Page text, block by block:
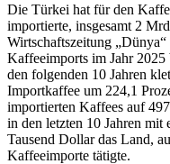
Die Türkei hat für den
importierte, insgesamt 2
Wirtschaftszeitung
Kaffeeimports im Jahr
den folgenden 10 Jahren
Importkaffee um 224,1
importierten Kaffees auf
in den letzten 10 Jahren
Tausend Dollar das Land,
Kaffeeimporte tätigte.